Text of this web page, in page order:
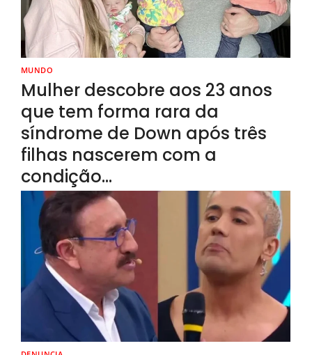
MUNDO
Mulher descobre aos 23 anos
que tem forma rara da
síndrome de Down após três
filhas nascerem com a
condição…